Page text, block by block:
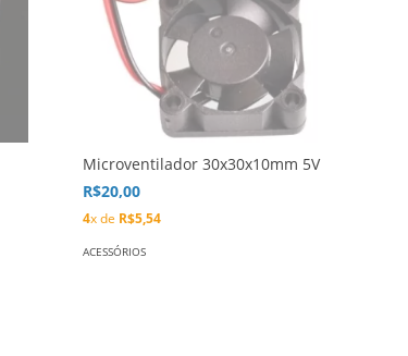
Microventilador 30x30x10mm 5V
R$20,00
4x de R$5,54
ACESSÓRIOS